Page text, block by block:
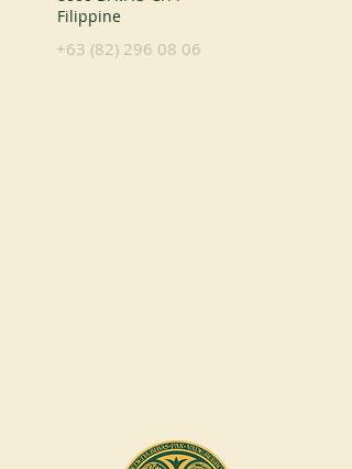
Filippine
+63 (82) 296 08 06